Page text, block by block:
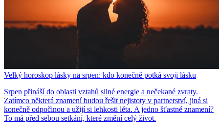
Velký horoskop lásky na srpen: kdo konečně potká svoji lásku
Srpen přináší do oblasti vztahů silné energie a nečekané zvraty.
Zatímco některá znamení budou řešit nejistoty v partnerství, jiná si
konečně odpočinou a užijí si lehkosti léta. A jedno šťastné znamení?
To má před sebou setkání, které změní celý život.